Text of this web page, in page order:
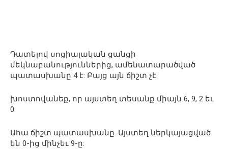
Դատելով սոցիալական ցանցի
մեկնաբանություններից, ամենատարածված
պատասխանը 4 է: Բայց այն ճիշտ չէ:
խոստովանեք, որ այստեղ տեսանք միայն 6, 9, 2 եւ
0:
Ահա ճիշտ պատասխանը. Այստեղ ներկայացված
են 0-ից մինչեւ 9-ը: